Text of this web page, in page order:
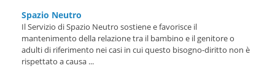
Spazio Neutro
Il Servizio di Spazio Neutro sostiene e favorisce il
mantenimento della relazione tra il bambino e il genitore o
adulti di riferimento nei casi in cui questo bisogno-diritto non è
rispettato a causa ...